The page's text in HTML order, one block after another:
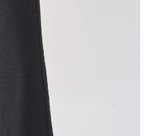
（以下簡稱本公司）所提供，讓
服務，並由商店將買賣／分期付款
公司帳單繳交帳款。
約關係目的，商店將以您的個人
灣大哥大進項蒐集、處理及利用，
之確認、核對及更正。
https://oppay.tw/userRule
方視為交易完成。
費，但若您需要取消訂單，請聯絡
仍視為有效，需透過AFTEE先享
之結帳頁面顯示為準，若有關於
疑問，請聯繫「AFTEE先享後付
support/home
AFTEE先享後付」服務完成之交
料，並將交易相關給付款項請求債
運費